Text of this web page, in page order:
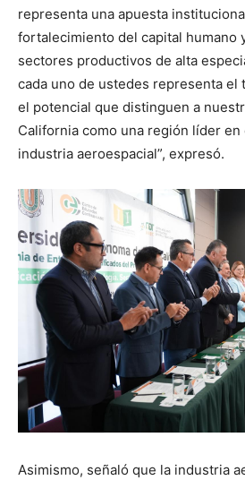
representa una apuesta
fortalecimiento del capital humano
sectores productivos de alta
cada uno de ustedes representa el
el potencial que distinguen a
California como una región líder
industria aeroespacial”, expresó.
Asimismo, señaló que la industria